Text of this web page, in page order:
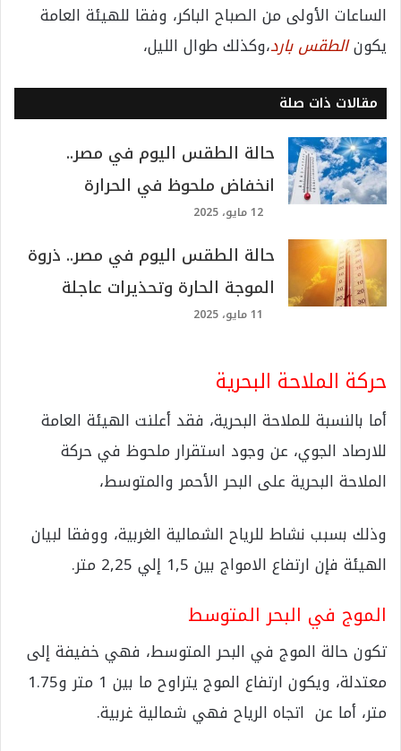
الساعات الأولى من الصباح الباكر، وفقا للهيئة العامة
يكونالطقس بارد،وكذلك طوال الليل،
مقالات ذات صلة
حالة الطقس اليوم في مصر..
انخفاض ملحوظ في الحرارة
12 مايو، 2025
حالة الطقس اليوم في مصر.. ذروة
الموجة الحارة وتحذيرات عاجلة
11 مايو، 2025
حركة الملاحة البحرية
أما بالنسبة للملاحة البحرية، فقد أعلنت الهيئة العامة
للارصاد الجوي، عن وجود استقرار ملحوظ في حركة
الملاحة البحرية على البحر الأحمر والمتوسط،
وذلك بسبب نشاط للرياح الشمالية الغربية، ووفقا لبيان
الهيئة فإن ارتفاع الامواج بين 1,5 إلي 2,25 متر.
الموج في البحر المتوسط
تكون حالة الموج في البحر المتوسط، فهي خفيفة إلى
معتدلة، ويكون ارتفاع الموج يتراوح ما بين 1 متر و1.75
متر، أما عن اتجاه الرياح فهي شمالية غربية.